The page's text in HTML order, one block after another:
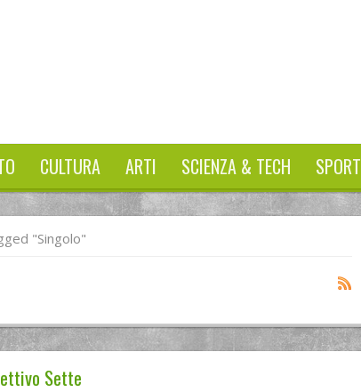
CULTURA ARTI SCIENZA & TECH SPORT
"singolo"
Sette